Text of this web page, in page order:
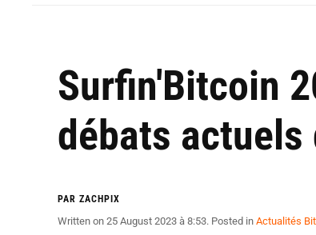
Surfin'Bitcoin
débats
PAR ZACHPIX
Written on 25 August 2023 à 8:53. Posted in Actualités